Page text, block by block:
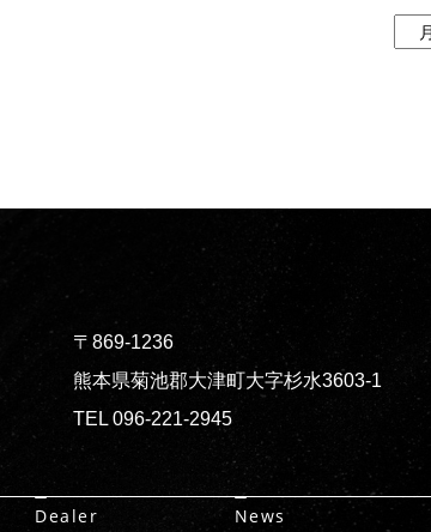
〒869-1236
熊本県菊池郡大津町大字杉水3603-1
TEL 096-221-2945
Dealer News